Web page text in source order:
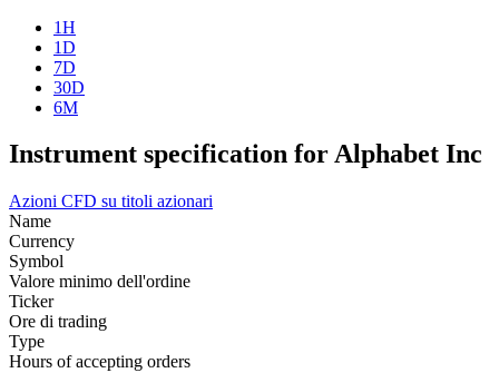
1H
1D
7D
30D
6M
Instrument specification for Alphabet Inc
Azioni CFD su titoli azionari
Name
Currency
Symbol
Valore minimo dell'ordine
Ticker
Ore di trading
Type
Hours of accepting orders